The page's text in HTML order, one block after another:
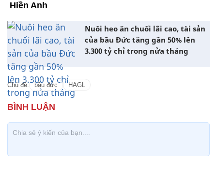
Hiền Anh
Nuôi heo ăn chuối lãi cao, tài sản
của bầu Đức tăng gần 50% lên
3.300 tỷ chỉ trong nửa tháng
Chủ đề: bầu đức HAGL